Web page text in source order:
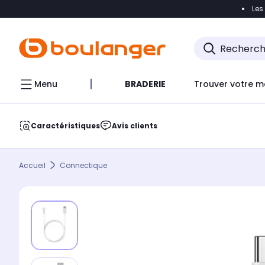
Accéder
Menu BRADERIE Trouver votre
Caractéristiques Avis clients
Accueil Connectique